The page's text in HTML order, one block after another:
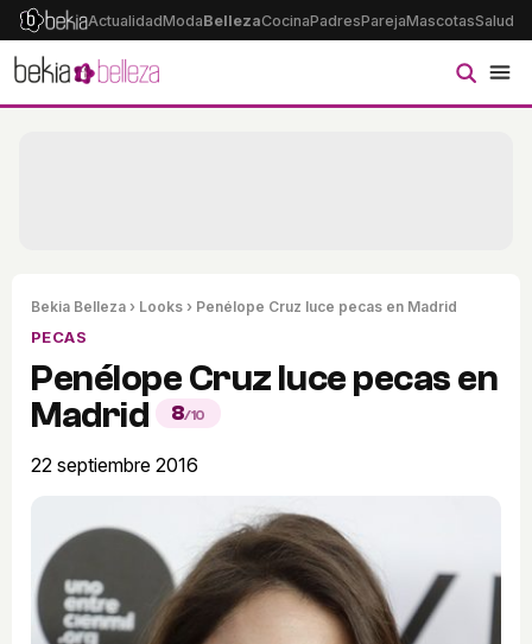
ActualidadModaBellezaCocinaPadresParejaMascotasSalud
Bekia Belleza › Looks › Penélope Cruz luce pecas en Madrid
PECAS
Penélope Cruz luce pecas en
Madrid
8/10
22 septiembre 2016